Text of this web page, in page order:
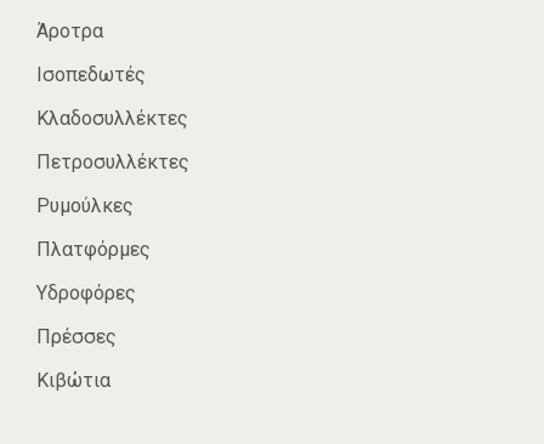
Άροτρα
Ισοπεδωτές
Κλαδοσυλλέκτες
Πετροσυλλέκτες
Ρυμούλκες
Πλατφόρμες
Υδροφόρες
Πρέσσες
Κιβώτια